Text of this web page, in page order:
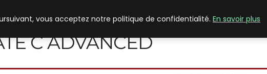
C ADVANCED
vous acceptez notre politique de confidentialité. En savoir plus